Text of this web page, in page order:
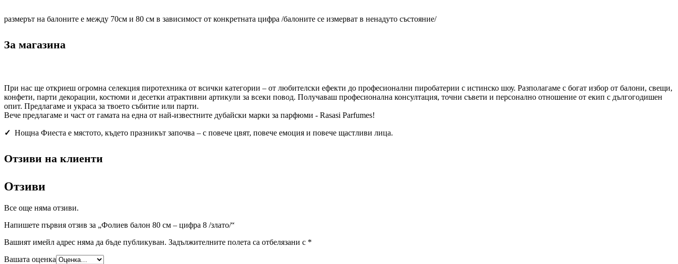
размерът на балоните е между 70см и 80 см в зависимост от конкретната цифра /балоните се измерват в ненадуто състояние/
За магазина
При нас ще откриеш огромна селекция пиротехника от всички категории – от любителски ефекти до професионални пиробатерии с истинско шоу. Разполагаме с богат избор от балони, свещи,
конфети, парти декорации, костюми и десетки атрактивни артикули за всеки повод. Получаваш професионална консултация, точни съвети и персонално отношение от екип с дългогодишен
опит. Предлагаме и украса за твоето събитие или парти.
Вече предлагаме и част от гамата на една от най-известните дубайски марки за парфюми - Rasasi Parfumes!
✓ Нощна Фиеста е мястото, където празникът започва – с повече цвят, повече емоция и повече щастливи лица.
Отзиви на клиенти
Отзиви
Все още няма отзиви.
Напишете първия отзив за „Фолиев балон 80 см – цифра 8 /злато/“
Вашият имейл адрес няма да бъде публикуван. Задължителните полета са отбелязани с *
Вашата оценка